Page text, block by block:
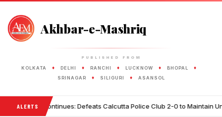
Akhbar-e-Mashriq
PUBLISHED FROM
KOLKATA ♦ DELHI ♦ RANCHI ♦ LUCKNOW ♦ BHOPAL ♦
SRINAGAR ♦ SILIGURI ♦ ASANSOL
ALERTS
Defeats Calcutta Police Club 2-0 to Maintain Unbeaten Record